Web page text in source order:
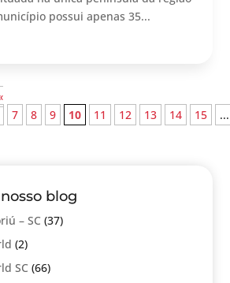
possui apenas 35...
7 8 9 10 11 12 13 14 15
...
blog
– SC (37)
(2)
SC (66)